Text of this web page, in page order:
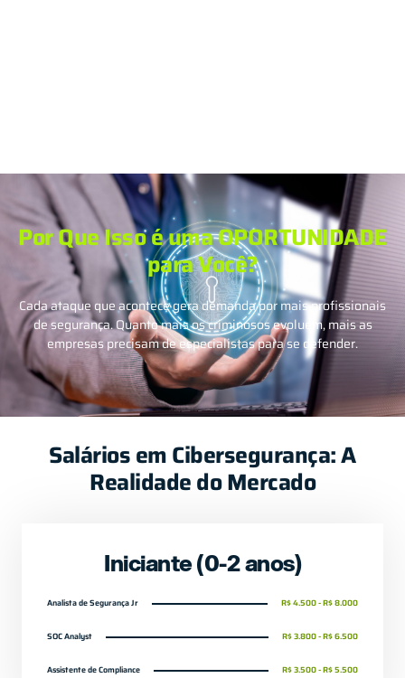
Por Que Isso é uma OPORTUNIDADE
para Você?
Cada ataque que acontece gera demanda por mais profissionais
de segurança. Quanto mais os criminosos evoluem, mais as
empresas precisam de especialistas para se defender.
Salários em Cibersegurança: A
Realidade do Mercado
Iniciante (0-2 anos)
Analista de Segurança Jr R$ 4.500 - R$ 8.000
SOC Analyst R$ 3.800 - R$ 6.500
Assistente de Compliance R$ 3.500 - R$ 5.500